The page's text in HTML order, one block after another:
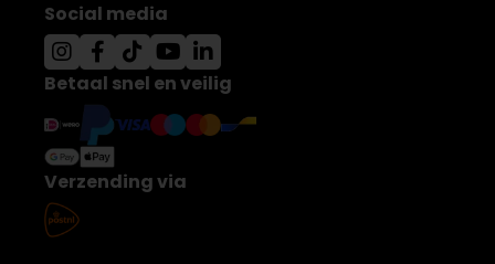
Social media
Betaal snel en veilig
Verzending via